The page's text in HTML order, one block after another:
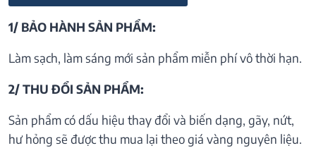
1/ BẢO HÀNH SẢN PHẨM:
Làm sạch, làm sáng mới sản phẩm miễn phí vô thời hạn.
2/ THU ĐỔI SẢN PHẨM:
Sản phẩm có dấu hiệu thay đổi và biến dạng, gãy, nứt,
hư hỏng sẽ được thu mua lại theo giá vàng nguyên liệu.